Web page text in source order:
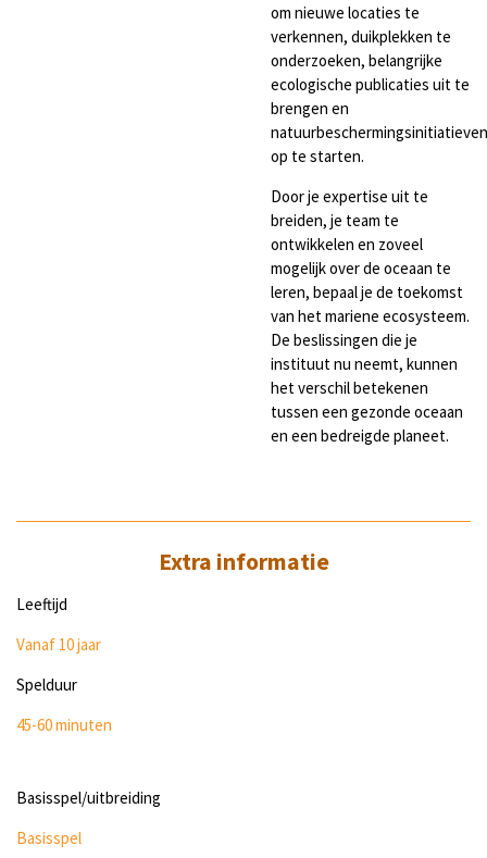
om nieuwe locaties te
verkennen, duikplekken te
onderzoeken, belangrijke
ecologische publicaties uit te
brengen en
natuurbeschermingsinitiatieven
op te starten.
Door je expertise uit te
breiden, je team te
ontwikkelen en zoveel
mogelijk over de oceaan te
leren, bepaal je de toekomst
van het mariene ecosysteem.
De beslissingen die je
instituut nu neemt, kunnen
het verschil betekenen
tussen een gezonde oceaan
en een bedreigde planeet.
Extra informatie
Leeftijd
Vanaf 10 jaar
Spelduur
45-60 minuten
Basisspel/uitbreiding
Basisspel